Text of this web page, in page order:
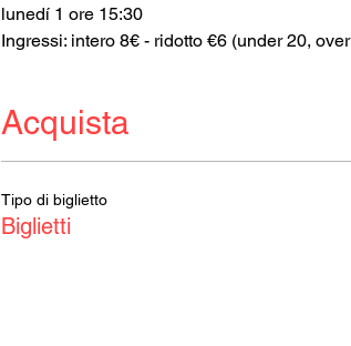
lunedí 1 ore 15:30
Ingressi: intero 8€ - ridotto €6 (under 20,
Acquista
Tipo di biglietto
Biglietti